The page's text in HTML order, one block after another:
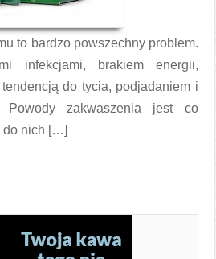
to bardzo powszechny problem.
infekcjami, brakiem energii,
do tycia, podjadaniem i
Powody zakwaszenia jest co
do nich […]